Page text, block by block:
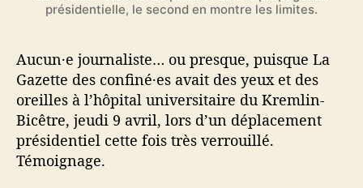
présidentielle, le second en montre les limites.
Aucun·e journaliste… ou presque, puisque La
Gazette des confiné·es avait des yeux et des
oreilles à l’hôpital universitaire du Kremlin-
Bicêtre, jeudi 9 avril, lors d’un déplacement
présidentiel cette fois très verrouillé.
Témoignage.